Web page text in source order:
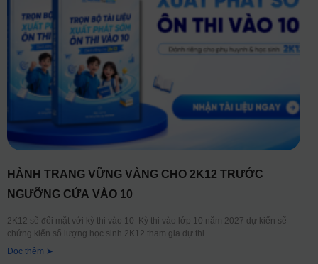
HÀNH TRANG VỮNG VÀNG CHO 2K12 TRƯỚC
NGƯỠNG CỬA VÀO 10
2K12 sẽ đối mặt với kỳ thi vào 10 Kỳ thi vào lớp 10 năm 2027 dự kiến sẽ
chứng kiến số lượng học sinh 2K12 tham gia dự thi
Đọc thêm ➤